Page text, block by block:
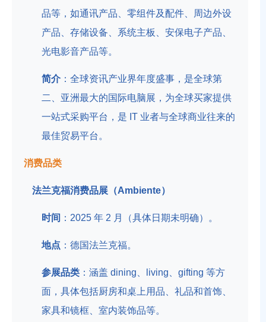
品等，如通讯产品、零组件及配件、周边外设
产品、存储设备、系统主板、安保电子产品、
光电影音产品等。
简介：全球资讯产业界年度盛事，是全球第
二、亚洲最大的国际电脑展，为全球买家提供
一站式采购平台，是 IT 业者与全球商业往来的
最佳贸易平台。
消费品类
法兰克福消费品展（Ambiente）
时间 ：2025 年 2 月（具体日期未明确）。
地点 ：德国法兰克福。
参展品类 ：涵盖 dining、living、gifting 等方
面，具体包括厨房和桌上用品、礼品和首饰、
家具和镜框、室内装饰品等。